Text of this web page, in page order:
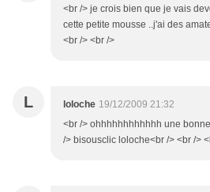
<br /> je crois bien que je vais
cette petite mousse ..j'ai des
<br /> <br />
L loloche 19/12/2009 21:32
<br /> ohhhhhhhhhhhh une
/> bisousclic loloche<br /> <br />